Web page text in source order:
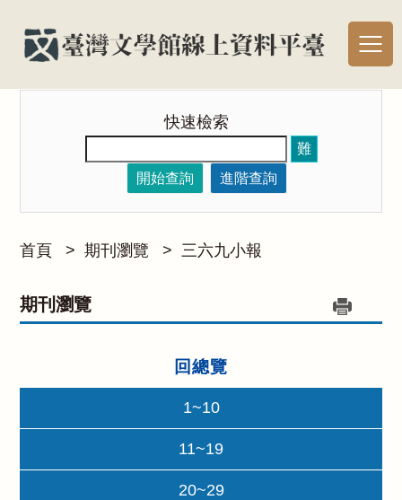
快速檢索
難
開始查詢
進階查詢
首頁 > 期刊瀏覽 > 三六九小報
期刊瀏覽
回總覽
1~10
11~19
20~29